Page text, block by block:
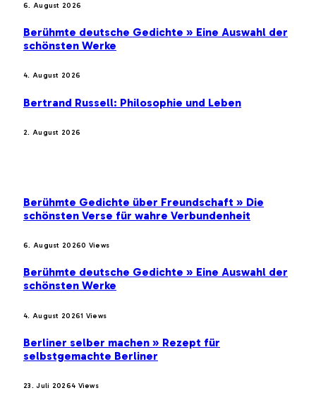
6. August 2026
Berühmte deutsche Gedichte » Eine Auswahl der
schönsten Werke
4. August 2026
Bertrand Russell: Philosophie und Leben
2. August 2026
Berühmte Gedichte über Freundschaft » Die
schönsten Verse für wahre Verbundenheit
6. August 20260 Views
Berühmte deutsche Gedichte » Eine Auswahl der
schönsten Werke
4. August 20261 Views
Berliner selber machen » Rezept für
selbstgemachte Berliner
23. Juli 20264 Views